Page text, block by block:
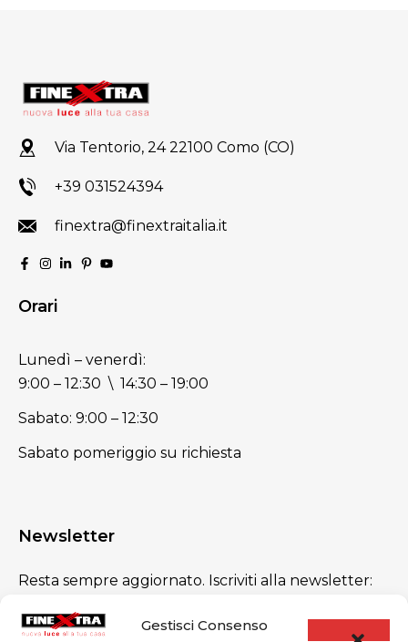
Gestisci Consenso
Via Tentorio, 24 22100 Como (CO)
+39 031524394
finextra@finextraitalia.it
Orari
Lunedì – venerdì:
9:00 – 12:30 \ 14:30 – 19:00
Sabato: 9:00 – 12:30
Sabato pomeriggio su richiesta
Newsletter
Resta sempre aggiornato. Iscriviti alla newsletter: